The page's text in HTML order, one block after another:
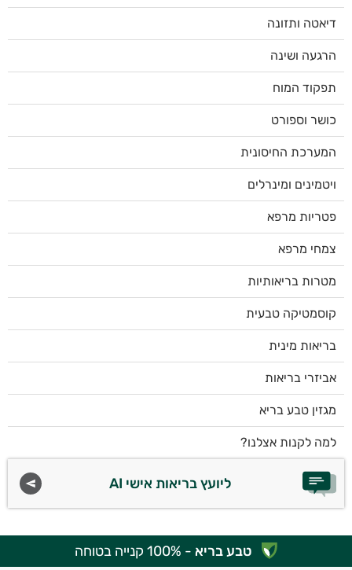
דיאטה ותזונה
הרגעה ושינה
תפקוד המוח
כושר וספורט
המערכת החיסונית
ויטמינים ומינרלים
פטריות מרפא
צמחי מרפא
מטרות בריאותיות
קוסמטיקה טבעית
בריאות מינית
אביזרי בריאות
מגזין טבע בריא
למה לקנות אצלנו?
ליועץ בריאות אישי AI
טבע בריא - 100% קנייה בטוחה